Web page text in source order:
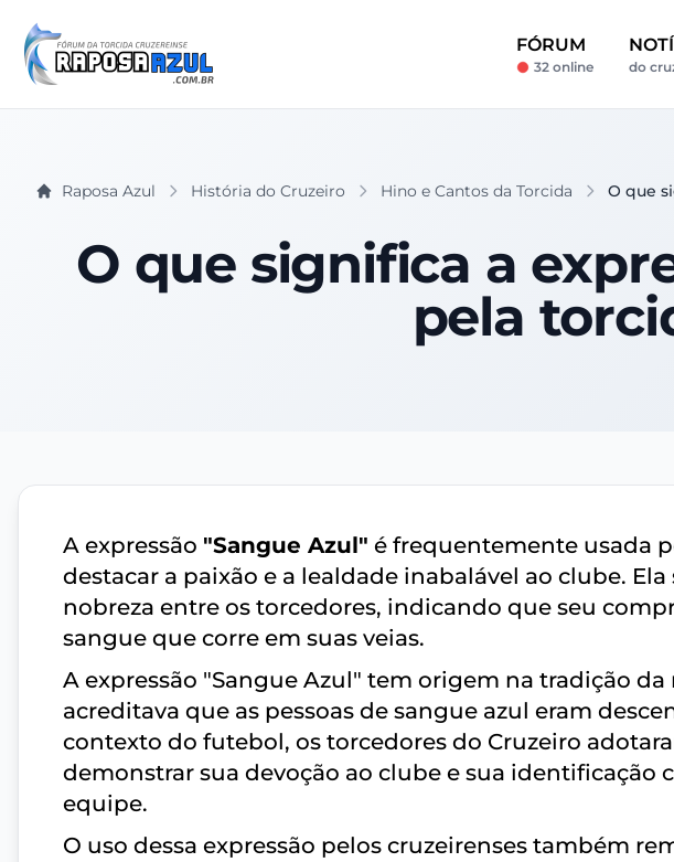
FÓRUM
32 online do
Raposa Azul História do Cruzeiro Hino e Cantos da Torcida O que
O que significa a
pela
A expressão "Sangue Azul" é frequentemente usada
destacar a paixão e a lealdade inabalável ao clube.
nobreza entre os torcedores, indicando que seu
sangue que corre em suas veias.
A expressão "Sangue Azul" tem origem na tradição
acreditava que as pessoas de sangue azul eram
contexto do futebol, os torcedores do Cruzeiro
demonstrar sua devoção ao clube e sua identificação
equipe.
O uso dessa expressão pelos cruzeirenses também